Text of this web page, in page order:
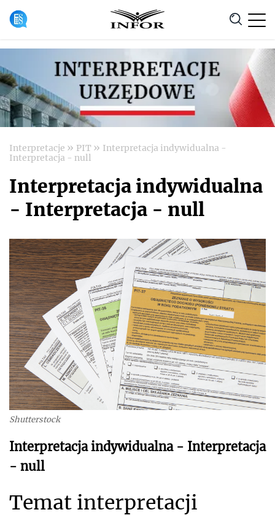
Anuluj
Interpretacje » PIT » Interpretacja indywidualna -
Interpretacja - null
Interpretacja indywidualna
- Interpretacja - null
Shutterstock
Interpretacja indywidualna - Interpretacja
- null
Temat interpretacji